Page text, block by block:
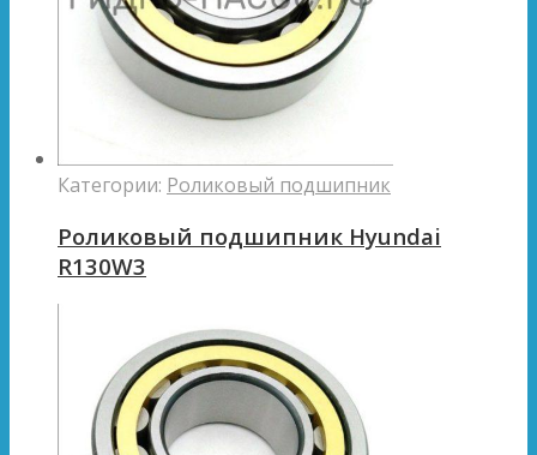
Категории: Роликовый подшипник
Роликовый подшипник Hyundai
R130W3